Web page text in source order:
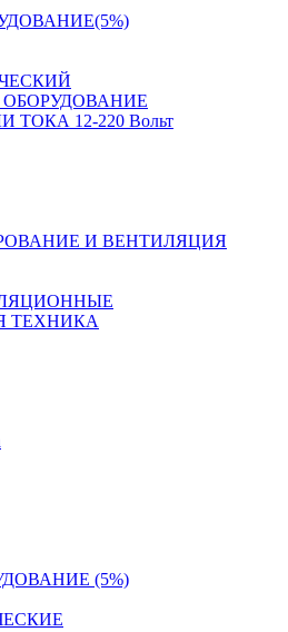
ТОКА 12-220 Вольт
И ВЕНТИЛЯЦИЯ
ТЕХНИКА
(5%)